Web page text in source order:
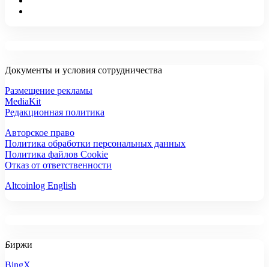
Документы и условия сотрудничества
Размещение рекламы
MediaKit
Редакционная политика
Авторское право
Политика обработки персональных данных
Политика файлов Cookie
Отказ от ответственности
Altcoinlog English
Биржи
BingX